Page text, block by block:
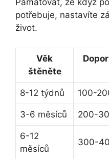
Pamatovat, že když
potřebuje, nastavíte
život.
Věk
štěněte
8-12 týdnů 100-
3-6 měsíců 200-
6-12
měsíců
300-